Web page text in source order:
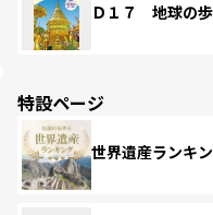
Ｄ１７ 地球の
特設ページ
世界遺産ランキ